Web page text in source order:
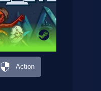
Action